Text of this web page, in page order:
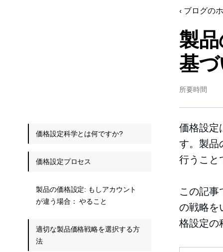
‹ ブログの
製
基
所要時間
価格設定
す。製品
行うこと
この記事
の戦略を
格設定の
価格設定科学とは何ですか?
価格設定プロセス
製品の価格設定: もしアカウント
が違う場合： やること
適切な製品価格戦略を選択する方
法